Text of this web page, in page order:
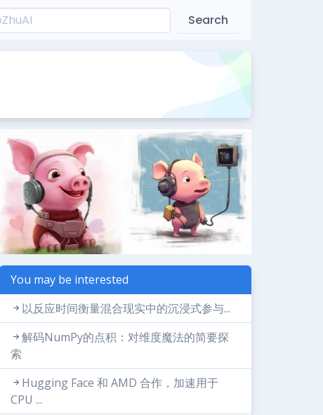
Search
You may be interested
以反应时间衡量混合现实中的沉浸式参与...
解码NumPy的点积：对维度魔法的简要探
索
Hugging Face 和 AMD 合作，加速用于
CPU ...